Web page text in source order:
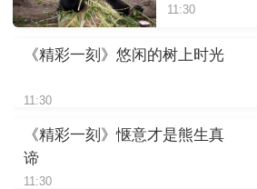
11:30
《精彩一刻》悠闲的树上时光
11:30
《精彩一刻》惬意才是熊生真
谛
11:30